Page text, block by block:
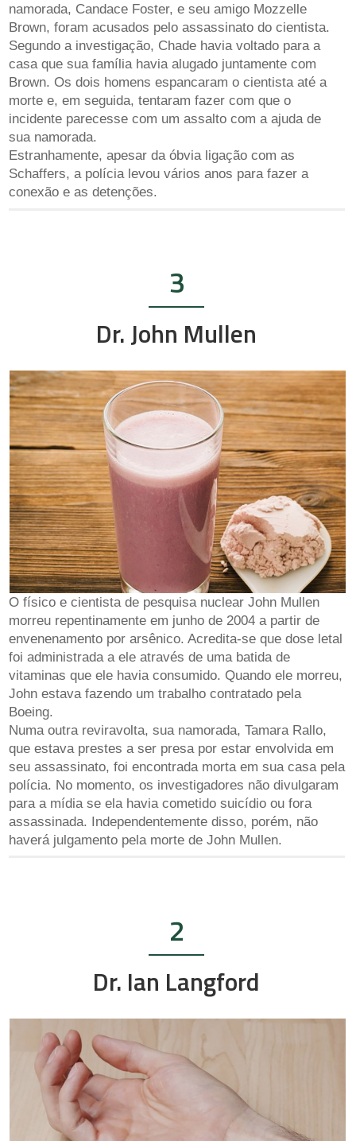
namorada, Candace Foster, e seu amigo Mozzelle
Brown, foram acusados pelo assassinato do cientista.
Segundo a investigação, Chade havia voltado para a
casa que sua família havia alugado juntamente com
Brown. Os dois homens espancaram o cientista até a
morte e, em seguida, tentaram fazer com que o
incidente parecesse com um assalto com a ajuda de
sua namorada.
Estranhamente, apesar da óbvia ligação com as
Schaffers, a polícia levou vários anos para fazer a
conexão e as detenções.
3
Dr. John Mullen
O físico e cientista de pesquisa nuclear John Mullen
morreu repentinamente em junho de 2004 a partir de
envenenamento por arsênico. Acredita-se que dose letal
foi administrada a ele através de uma batida de
vitaminas que ele havia consumido. Quando ele morreu,
John estava fazendo um trabalho contratado pela
Boeing.
Numa outra reviravolta, sua namorada, Tamara Rallo,
que estava prestes a ser presa por estar envolvida em
seu assassinato, foi encontrada morta em sua casa pela
polícia. No momento, os investigadores não divulgaram
para a mídia se ela havia cometido suicídio ou fora
assassinada. Independentemente disso, porém, não
haverá julgamento pela morte de John Mullen.
2
Dr. Ian Langford